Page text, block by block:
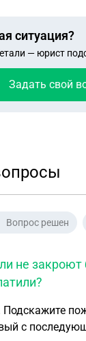
ситуация?
— юрист
Задать свой
Вопрос решен
не закроют
с